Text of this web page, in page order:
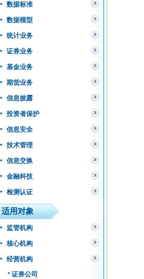
数据标准
数据模型
统计业务
证券业务
基金业务
期货业务
信息披露
投资者保护
信息安全
技术管理
信息交换
金融科技
检测认证
适用对象
监管机构
核心机构
经营机构
证券公司